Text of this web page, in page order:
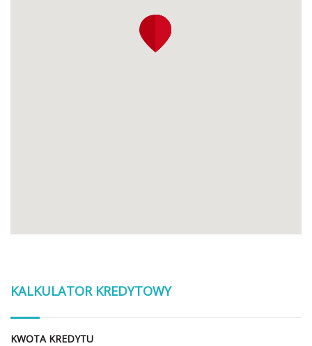
KALKULATOR KREDYTOWY
KWOTA KREDYTU